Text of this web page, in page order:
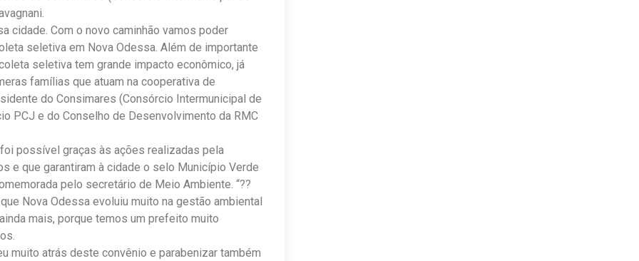
cidade. Com o novo caminhão vamos poder
seletiva em Nova Odessa. Além de importante
seletiva tem grande impacto econômico, já
famílias que atuam na cooperativa de
do Consimares (Consórcio Intermunicipal de
PCJ e do Conselho de Desenvolvimento da RMC
possível graças às ações realizadas pela
e que garantiram à cidade o selo Município Verde
pelo secretário de Meio Ambiente. “??
Nova Odessa evoluiu muito na gestão ambiental
mais, porque temos um prefeito muito
muito atrás deste convênio e parabenizar também